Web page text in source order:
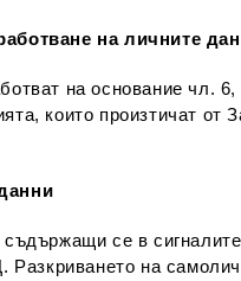
на личните
на основание чл.
които произтичат
се в
на